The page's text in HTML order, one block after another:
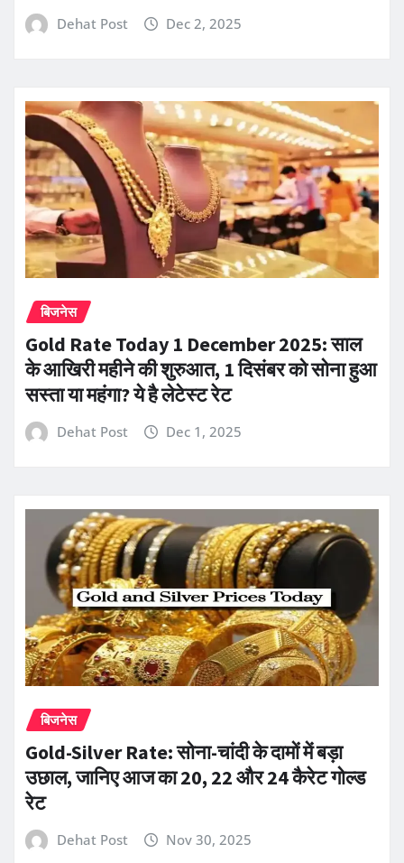
Dehat Post Dec 2, 2025
बिजनेस
Gold Rate Today 1 December 2025: साल
के आखिरी महीने की शुरुआत, 1 दिसंबर को सोना हुआ
सस्ता या महंगा? ये है लेटेस्ट रेट
Dehat Post Dec 1, 2025
बिजनेस
Gold-Silver Rate: सोना-चांदी के दामों में बड़ा
उछाल, जानिए आज का 20, 22 और 24 कैरेट गोल्ड
रेट
Dehat Post Nov 30, 2025